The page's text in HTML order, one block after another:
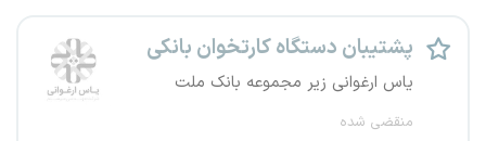
پشتیبان دستگاه کارتخوان بانکی
یاس ارغوانی زیر مجموعه بانک ملت
منقضی شده